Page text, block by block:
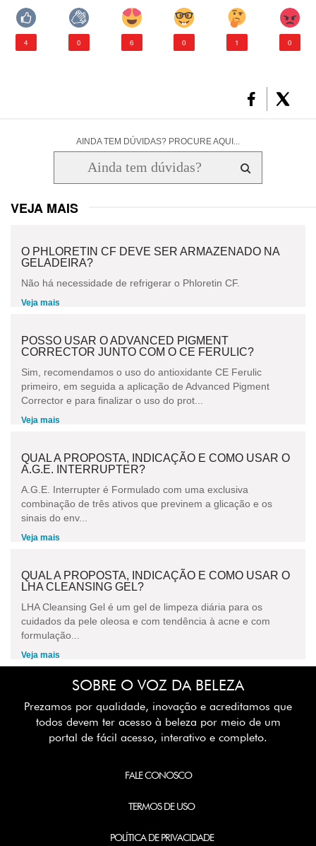
4 0 6 0 1 0
AINDA TEM DÚVIDAS? PROCURE AQUI...
VEJA MAIS
O PHLORETIN CF DEVE SER ARMAZENADO NA
GELADEIRA?
Não há necessidade de refrigerar o Phloretin CF.
Veja mais
POSSO USAR O ADVANCED PIGMENT
CORRECTOR JUNTO COM O CE FERULIC?
Sim, recomendamos o uso do antioxidante CE Ferulic
primeiro, em seguida a aplicação de Advanced Pigment
Corrector e para finalizar o uso do prot...
Veja mais
QUAL A PROPOSTA, INDICAÇÃO E COMO USAR O
A.G.E. INTERRUPTER?
A.G.E. Interrupter é Formulado com uma exclusiva
combinação de três ativos que previnem a glicação e os
sinais do env...
Veja mais
QUAL A PROPOSTA, INDICAÇÃO E COMO USAR O
LHA CLEANSING GEL?
LHA Cleansing Gel é um gel de limpeza diária para os
cuidados da pele oleosa e com tendência à acne e com
formulação...
Veja mais
SOBRE O VOZ DA BELEZA
Prezamos por qualidade, inovação e acreditamos que
todos devem ter acesso à beleza por meio de um
portal de fácil acesso, interativo e completo.
FALE CONOSCO
TERMOS DE USO
POLÍTICA DE PRIVACIDADE